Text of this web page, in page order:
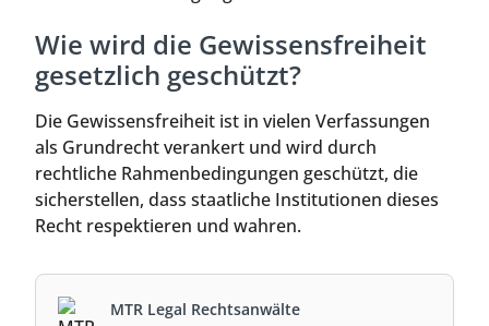
Wie wird die Gewissensfreiheit
gesetzlich geschützt?
Die Gewissensfreiheit ist in vielen Verfassungen
als Grundrecht verankert und wird durch
rechtliche Rahmenbedingungen geschützt, die
sicherstellen, dass staatliche Institutionen dieses
Recht respektieren und wahren.
MTR Legal Rechtsanwälte